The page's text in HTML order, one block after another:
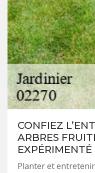
CONFIEZ
ARBRES
EXPÉRIMENTÉ
Planter et